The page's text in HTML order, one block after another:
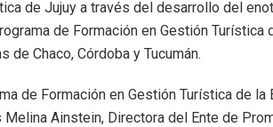
de Jujuy a través del desarrollo del
de Formación en Gestión Turística
de Chaco, Córdoba y Tucumán.
de Formación en Gestión Turística de la
Ainstein, Directora del Ente de